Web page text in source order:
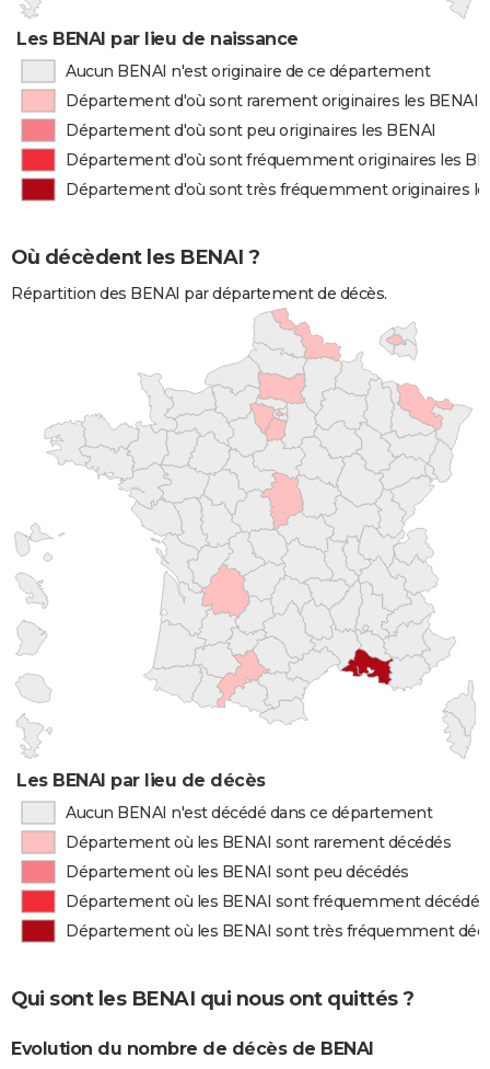
Les BENAI par lieu de naissance
Aucun BENAI n'est originaire de ce département
Département d'où sont rarement originaires les BENAI
Département d'où sont peu originaires les BENAI
Département d'où sont fréquemment originaires les
Département d'où sont très fréquemment originaires
Où décèdent les BENAI ?
Répartition des BENAI par département de décès.
Les BENAI par lieu de décès
Aucun BENAI n'est décédé dans ce département
Département où les BENAI sont rarement décédés
Département où les BENAI sont peu décédés
Département où les BENAI sont fréquemment décédés
Département où les BENAI sont très fréquemment
Qui sont les BENAI qui nous ont quittés ?
Evolution du nombre de décès de BENAI